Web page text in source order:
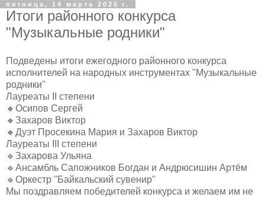
пятница, 14 марта 2025 г.
Итоги районного конкурса
"Музыкальные родники"
Подведены итоги ежегодного районного конкурса
исполнителей на народных инструментах "Музыкальные
родники"
Лауреаты II степени
🔸Осипов Сергей
🔸Захаров Виктор
🔸Дуэт Просекина Мария и Захаров Виктор
Лауреаты III степени
🔹Захарова Ульяна
🔹Ансамбль Сапожников Богдан и Андрюсишин Артём
🔹Оркестр "Байкальский сувенир"
Мы поздравляем победителей конкурса и желаем им не